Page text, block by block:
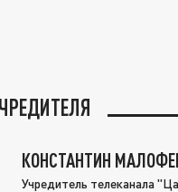
КОНСТАНТИН
Учредитель телеканала